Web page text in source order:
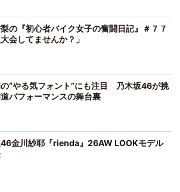
の『初心者バイク女子の奮闘日記』＃７７
大会してませんか？」
“やる気フォント”にも注目 乃木坂46が挑
パフォーマンスの舞台裏
46金川紗耶『rienda』26AW LOOKモデル